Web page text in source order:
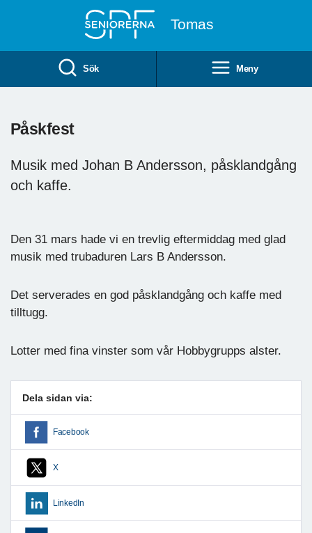
Tomas
Sök Meny
Påskfest
Musik med Johan B Andersson, påsklandgång
och kaffe.
Den 31 mars hade vi en trevlig eftermiddag med glad
musik med trubaduren Lars B Andersson.
Det serverades en god påsklandgång och kaffe med
tilltugg.
Lotter med fina vinster som vår Hobbygrupps alster.
Dela sidan via:
Facebook
X
LinkedIn